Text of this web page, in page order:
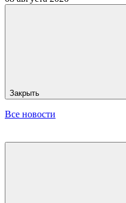
Закрыть
Все новости